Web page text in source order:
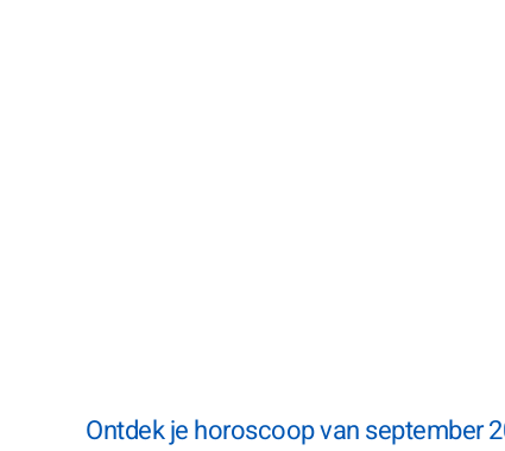
Ontdek je horoscoop van september